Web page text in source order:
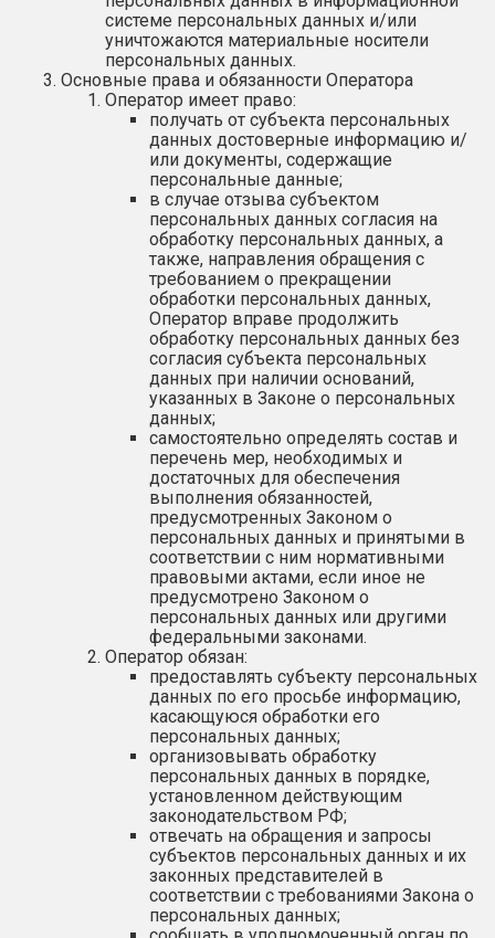
системе персональных данных и/или
уничтожаются материальные носители
персональных данных.
Основные права и обязанности Оператора
Оператор имеет право:
получать от субъекта персональных
данных достоверные информацию и/
или документы, содержащие
персональные данные;
в случае отзыва субъектом
персональных данных согласия на
обработку персональных данных, а
также, направления обращения с
требованием о прекращении
обработки персональных данных,
Оператор вправе продолжить
обработку персональных данных без
согласия субъекта персональных
данных при наличии оснований,
указанных в Законе о персональных
данных;
самостоятельно определять состав и
перечень мер, необходимых и
достаточных для обеспечения
выполнения обязанностей,
предусмотренных Законом о
персональных данных и принятыми в
соответствии с ним нормативными
правовыми актами, если иное не
предусмотрено Законом о
персональных данных или другими
федеральными законами.
Оператор обязан:
предоставлять субъекту персональных
данных по его просьбе информацию,
касающуюся обработки его
персональных данных;
организовывать обработку
персональных данных в порядке,
установленном действующим
законодательством РФ;
отвечать на обращения и запросы
субъектов персональных данных и их
законных представителей в
соответствии с требованиями Закона о
персональных данных;